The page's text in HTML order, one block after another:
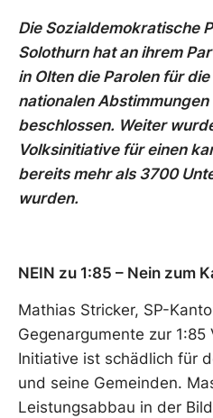
Die Sozialdemokratische
Solothurn hat an ihrem
in Olten die Parolen für
nationalen
beschlossen. Weiter
Volksinitiative für einen
bereits mehr als 3700
wurden.
NEIN zu 1:85 – Nein zum
Mathias Stricker, SP-
Gegenargumente zur 1:85
Initiative ist schädlich für
und seine Gemeinden.
Leistungsabbau in der